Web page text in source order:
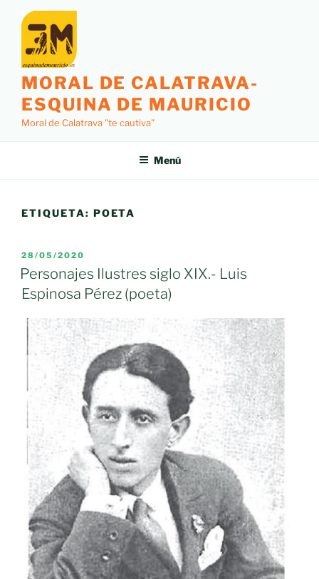
contenido
MORAL DE CALATRAVA-
ESQUINA DE MAURICIO
Moral de Calatrava "te cautiva"
Menú
ETIQUETA: POETA
PUBLICADO
EL
28/05/2020
Personajes Ilustres siglo XIX.- Luis
Espinosa Pérez (poeta)